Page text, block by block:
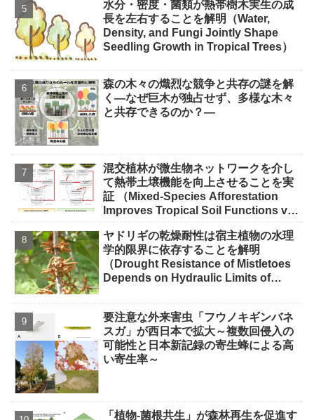
水分・密度・菌類が熱帯樹木実生の成
長を左右することを解明（Water,
Density, and Fungi Jointly Shape
Seedling Growth in Tropical Trees）
森の木々の熾烈な競争と共存の謎を解
く―なぜ巨木が独占せず、多様な木々
と共存できるのか？―
混交植林が微生物ネットワークを介し
て熱帯土壌機能を向上させることを実
証 （Mixed-Species Afforestation
Improves Tropical Soil Functions via
ヤドリギの乾燥耐性は宿主植物の水理
学的限界に依存することを解明
（Drought Resistance of Mistletoes
Depends on Hydraulic Limits of
要注意な外来害虫「フウノキギンバネ
スガ」が西日本で拡大～複数回侵入の
可能性と日本新記録の寄生蜂による高
い寄生率～
「植物-菌根共生」が森林再生を促進す